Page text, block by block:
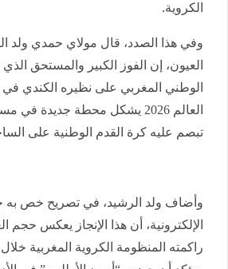
الكروية.
وفي هذا الصدد، قال مولاي حمدي ولد
العيون، إن الفوز الكبير والمستحق
الوطني المغربي على نظيره الكندي
العالم 2026 يشكل محطة جديدة
تبصم عليه كرة القدم الوطنية على
وأضاف ولد الرشيد، في تصريح خص به
الإلكترونية، أن هذا الإنجاز يعكس حجم
راكمته المنظومة الكروية المغربية